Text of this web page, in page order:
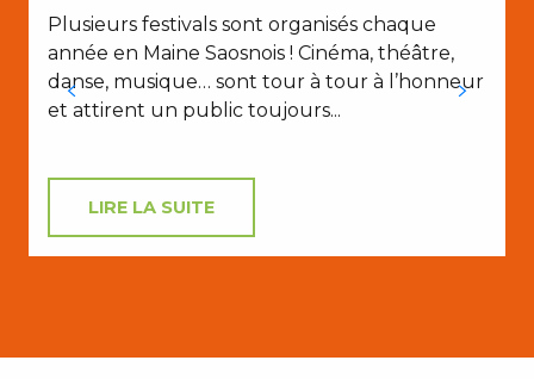
Plusieurs festivals sont organisés chaque
année en Maine Saosnois ! Cinéma, théâtre,
danse, musique… sont tour à tour à l’honneur
et attirent un public toujours...
LIRE LA SUITE